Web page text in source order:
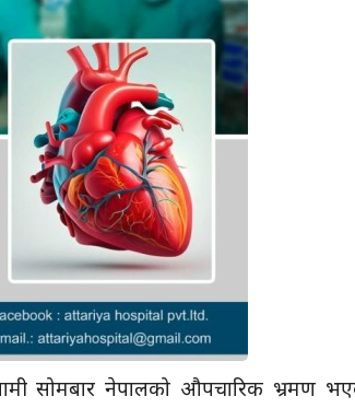
सोमबार नेपालको औपचारिक भ्रमण